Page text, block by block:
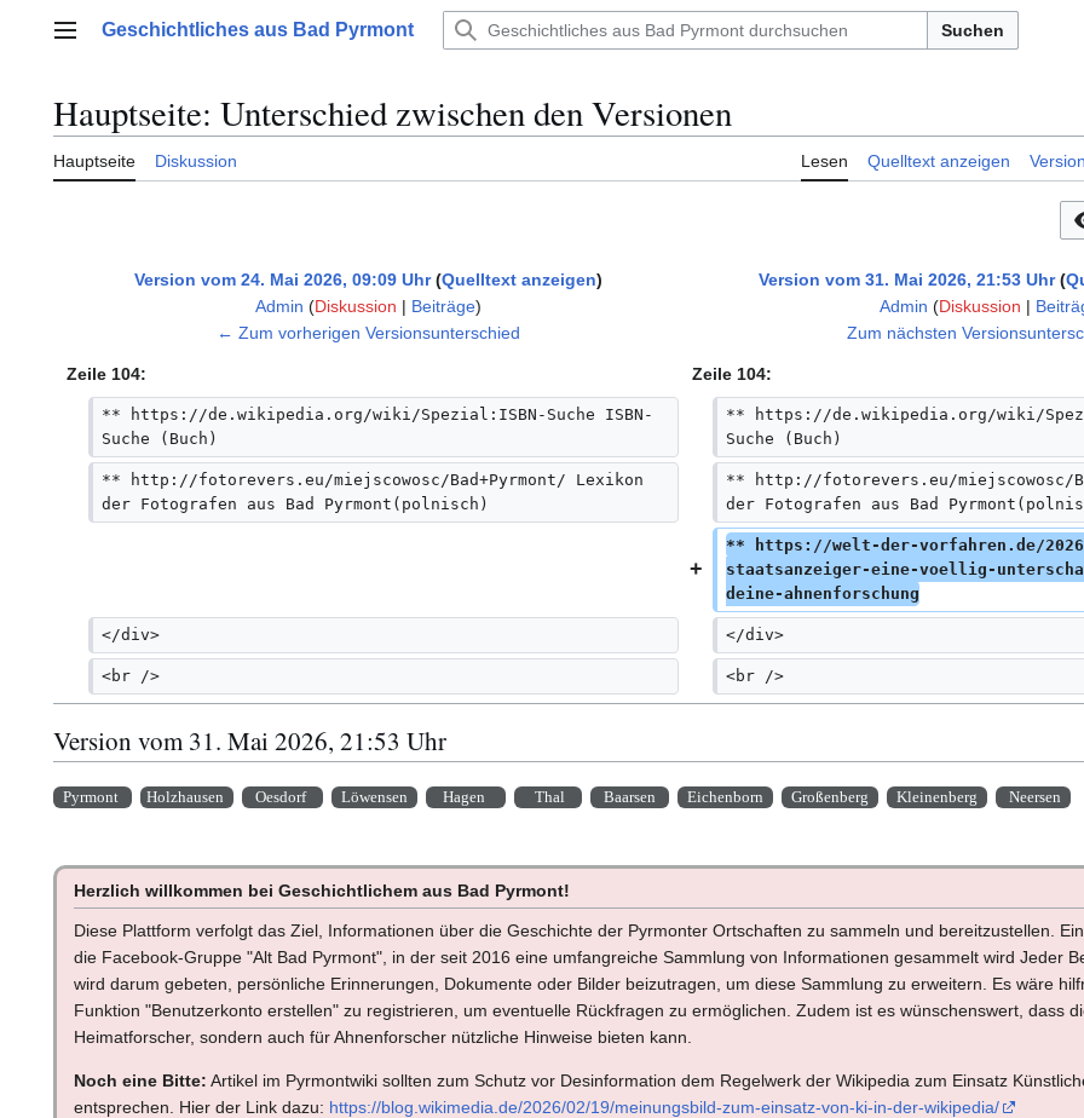
Hauptmenü
Geschichtliches aus Bad Pyrmont Suchen
Hauptseite: Unterschied zwischen den Versionen
Hauptseite Diskussion Lesen Quelltext anzeigen
Version vom 24. Mai 2026, 09:09 Uhr Quelltext anzeigen
Admin (Diskussion | Beiträge)
i
n
g
s
z
u
a
m
u
← Zum vorherigen Versionsunterschied
Version vom 31. Mai 2026, 21:53 Uhr
Admin (Diskussion |
i
b
n
s
z
u
a
f
s
u
Zum nächsten
Zeile 104: Zeile 104:
** https://de.wikipedia.org/wiki/Spezial:ISBN-Suche ISBN-
Suche (Buch)
** https://de.wikipedia.org/wiki/
Suche (Buch)
** http://fotorevers.eu/miejscowosc/Bad+Pyrmont/ Lexikon
der Fotografen aus Bad Pyrmont(polnisch)
** http://fotorevers.eu/miejscowosc/
der Fotografen aus Bad
** https://welt-der-vorfahren.de/
staatsanzeiger-eine-voellig-
deine-ahnenforschung
</div> </div>
<br /> <br />
Version vom 31. Mai 2026, 21:53 Uhr
Pyrmont Holzhausen Oesdorf Löwensen Hagen Thal Baarsen Eichenborn Großenberg Kleinenberg Neersen
Herzlich willkommen bei Geschichtlichem aus Bad Pyrmont!
Diese Plattform verfolgt das Ziel, Informationen über die Geschichte der Pyrmonter Ortschaften zu sammeln und bereitzustellen.
die Facebook-Gruppe "Alt Bad Pyrmont", in der seit 2016 eine umfangreiche Sammlung von Informationen gesammelt wird Jeder
wird darum gebeten, persönliche Erinnerungen, Dokumente oder Bilder beizutragen, um diese Sammlung zu erweitern. Es wäre
Funktion "Benutzerkonto erstellen" zu registrieren, um eventuelle Rückfragen zu ermöglichen. Zudem ist es wünschenswert, dass
Heimatforscher, sondern auch für Ahnenforscher nützliche Hinweise bieten kann.
Noch eine Bitte: Artikel im Pyrmontwiki sollten zum Schutz vor Desinformation dem Regelwerk der Wikipedia zum Einsatz
entsprechen. Hier der Link dazu: https://blog.wikimedia.de/2026/02/19/meinungsbild-zum-einsatz-von-ki-in-der-wikipedia/